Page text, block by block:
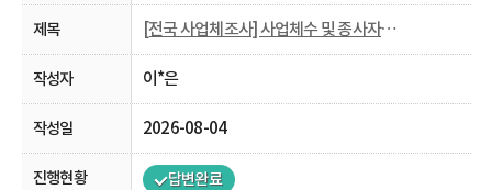
[전국 사업체조사] 사업체수 및 종사자수 관련 문의
이*은
2026-08-04
답변완료